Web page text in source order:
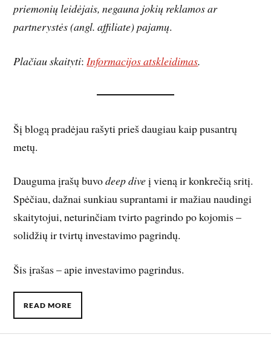
priemonių leidėjais, negauna jokių reklamos ar
partnerystės (angl. affiliate) pajamų.
Plačiau skaityti: Informacijos atskleidimas.
Šį blogą pradėjau rašyti prieš daugiau kaip pusantrų
metų.
Dauguma įrašų buvodeep diveį vieną ir konkrečią sritį.
Spėčiau, dažnai sunkiau suprantami ir mažiau naudingi
skaitytojui, neturinčiam tvirto pagrindo po kojomis –
solidžių ir tvirtų investavimo pagrindų.
Šis įrašas – apie investavimo pagrindus.
READ MORE